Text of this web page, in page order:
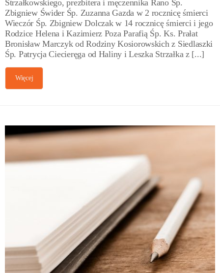
Strzałkowskiego, prezbitera i męczennika Rano Śp.
Zbigniew Świder Śp. Zuzanna Gazda w 2 rocznicę śmierci
Wieczór Śp. Zbigniew Dolczak w 14 rocznicę śmierci i jego
Rodzice Helena i Kazimierz Poza Parafią Śp. Ks. Prałat
Bronisław Marczyk od Rodziny Kosiorowskich z Siedlaszki
Śp. Patrycja Ciecieręga od Haliny i Leszka Strzałka z [...]
Więcej